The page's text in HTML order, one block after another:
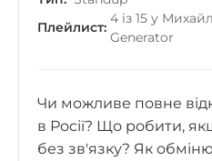
Плейлист:
4 із 15 у
Generator
Чи можливе повне
в Росії? Що робити,
без зв'язку? Як